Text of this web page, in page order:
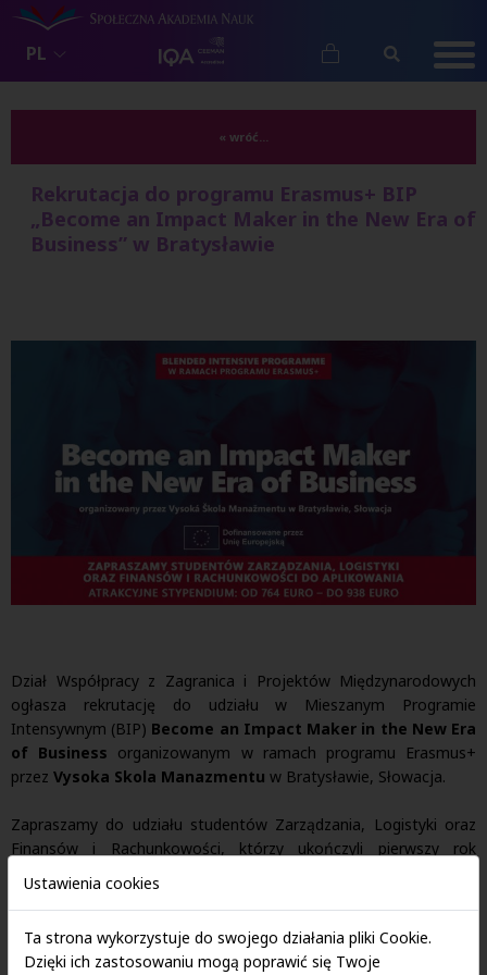
PL
« wróć...
Rekrutacja do programu Erasmus+ BIP
„Become an Impact Maker in the New Era of
Business” w Bratysławie
Dział Współpracy z Zagranica i Projektów Międzynarodowych
ogłasza rekrutację do udziału w Mieszanym Programie
Intensywnym (BIP) Become an Impact Maker in the New Era
of Business organizowanym w ramach programu Erasmus+
przez Vysoka Skola Manazmentu w Bratysławie, Słowacja.
Zapraszamy do udziału studentów Zarządzania, Logistyki oraz
Finansów i Rachunkowości, którzy ukończyli pierwszy rok
studiów, posługujacych się językiem angielskim na poziomie
minimum B2. BIP składa się z mobilności fizycznej w terminie
7.12.
Ustawienia cookies
Ta strona wykorzystuje do swojego działania pliki Cookie.
Dzięki ich zastosowaniu mogą poprawić się Twoje